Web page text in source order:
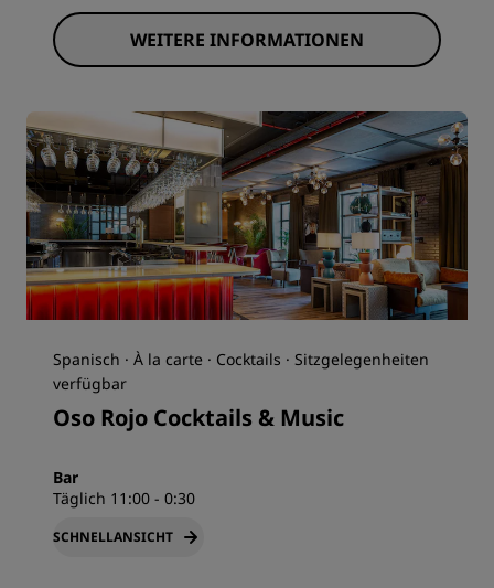
WEITERE INFORMATIONEN
Spanisch · À la carte · Cocktails · Sitzgelegenheiten
verfügbar
Oso Rojo Cocktails & Music
Bar
Täglich 11:00 - 0:30
SCHNELLANSICHT